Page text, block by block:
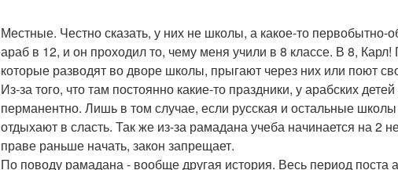
Местные. Честно сказать, у них не школы, а какое-то первобытно-
араб в 12, и он проходил то, чему меня учили в 8 классе. В 8, Карл!
которые разводят во дворе школы, прыгают через них или поют
Из-за того, что там постоянно какие-то праздники, у арабских
перманентно. Лишь в том случае, если русская и остальные
отдыхают в сласть. Так же из-за рамадана учеба начинается на 2
праве раньше начать, закон запрещает.
По поводу рамадана - вообще другая история. Весь период